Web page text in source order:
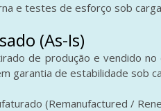
e testes de esforço sob
(As-Is)
de produção e vendido
garantia de estabilidade sob
(Remanufactured /